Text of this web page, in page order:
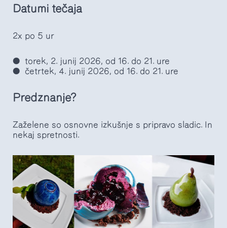
Datumi tečaja
2x po 5 ur
torek, 2. junij 2026, od 16. do 21. ure
četrtek, 4. junij 2026, od 16. do 21. ure
Predznanje?
Zaželene so osnovne izkušnje s pripravo sladic. In
nekaj spretnosti.